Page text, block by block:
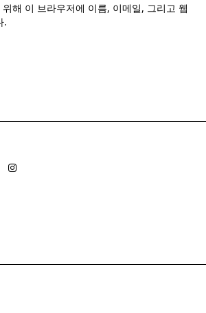
해 이 브라우저에 이름, 이메일, 그리고 웹
.